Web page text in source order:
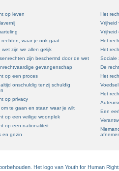
op leven
rechten, waar je ook gaat
wet zijn we allen gelijk
zijn beschermd door de wet
gevangenschap
op een proces
onschuldig tenzij schuldig
op privacy
om te gaan en staan waar je wilt
op een veilige woonplek
op een nationaliteit
en gezin
Het
Vrijheid
Vrijheid
Het
Het
Sociale
De
Het
Het
Een
Het logo van Youth for Human